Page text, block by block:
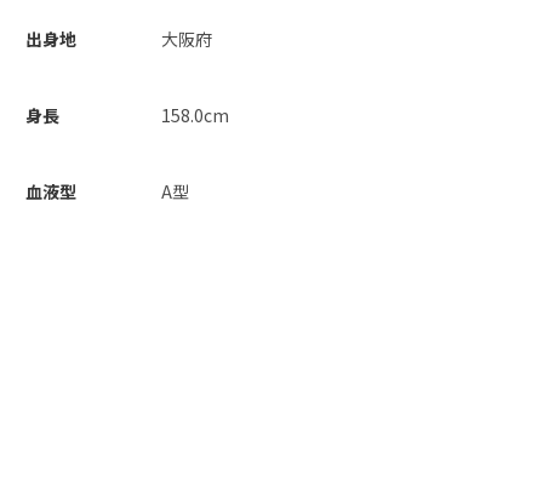
出身地 大阪府
身長 158.0cm
血液型 A型